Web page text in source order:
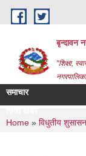
Skip to main content
बृन्दावन
"शिक्षा,
समाचार
You are
Home » विधुतीय